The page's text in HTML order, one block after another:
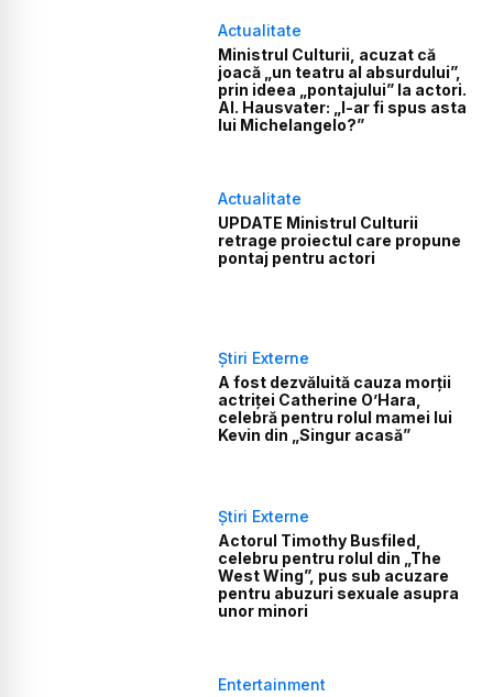
Actualitate
Ministrul Culturii, acuzat că
joacă „un teatru al absurdului”,
prin ideea „pontajului” la actori.
Al. Hausvater: „I-ar fi spus asta
lui Michelangelo?”
Actualitate
UPDATE Ministrul Culturii
retrage proiectul care propune
pontaj pentru actori
Știri Externe
A fost dezvăluită cauza morții
actriței Catherine O’Hara,
celebră pentru rolul mamei lui
Kevin din „Singur acasă”
Știri Externe
Actorul Timothy Busfiled,
celebru pentru rolul din „The
West Wing”, pus sub acuzare
pentru abuzuri sexuale asupra
unor minori
Entertainment